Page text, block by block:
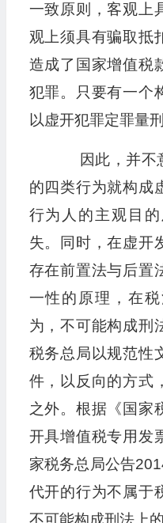
一致原则，客观上
观上须具有骗取抵
造成了国家增值税
犯罪。只要有一个
以虚开犯罪定罪量刑
因此，并不
的四类行为就构成
行为人的主观目
失。同时，在虚开
存在前置法与后置
一性的原理，在
为，不可能构成刑
税务总局以规范性
件，以反向的方式
之外。根据《国家
开具增值税专用发
家税务总局公告
代开的行为不属于
不可能构成刑法上的